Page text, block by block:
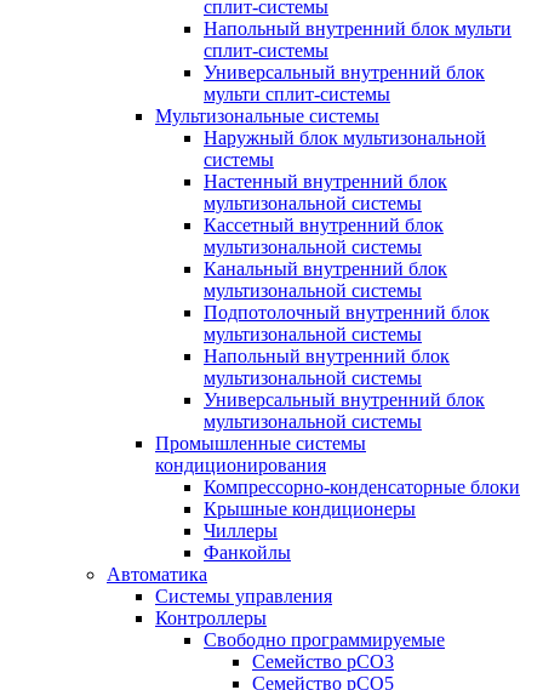
сплит-системы
Напольный внутренний блок мульти
сплит-системы
Универсальный внутренний блок
мульти сплит-системы
Мультизональные системы
Наружный блок мультизональной
системы
Настенный внутренний блок
мультизональной системы
Кассетный внутренний блок
мультизональной системы
Канальный внутренний блок
мультизональной системы
Подпотолочный внутренний блок
мультизональной системы
Напольный внутренний блок
мультизональной системы
Универсальный внутренний блок
мультизональной системы
Промышленные системы
кондиционирования
Компрессорно-конденсаторные блоки
Крышные кондиционеры
Чиллеры
Фанкойлы
Автоматика
Системы управления
Контроллеры
Свободно программируемые
Семейство pCO3
Семейство pCO5